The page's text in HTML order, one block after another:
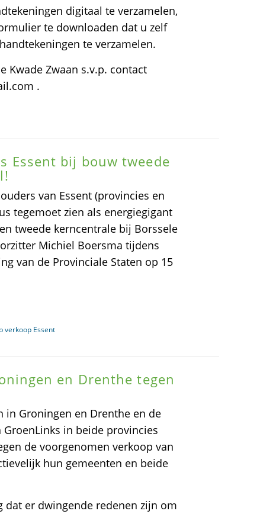
digitaal te verzamelen,
te downloaden dat u zelf
te verzamelen.
Kwade Zwaan s.v.p. contact
.
Essent bij bouw tweede
van Essent (provincies en
tegemoet zien als energiegigant
tweede kerncentrale bij Borssele
Michiel Boersma tijdens
van de Provinciale Staten op 15
verkoop Essent
en Drenthe tegen
in Groningen en Drenthe en de
in beide provincies
de voorgenomen verkoop van
hun gemeenten en beide
dat er dwingende redenen zijn om